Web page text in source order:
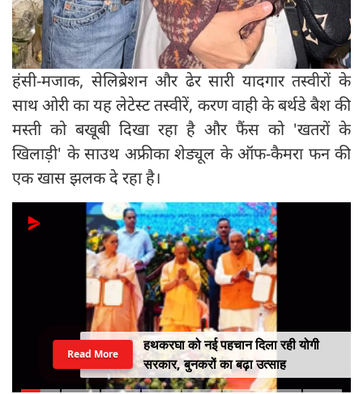
हंसी-मजाक, सेलिब्रेशन और ढेर सारी यादगार तस्वीरों के
साथ ओरी का यह लेटेस्ट तस्वीरें, करण वाही के बर्थडे बैश की
मस्ती को बखूबी दिखा रहा है और फैंस को 'खतरों के
खिलाड़ी' के साउथ अफ्रीका शेड्यूल के ऑफ-कैमरा फन की
एक खास झलक दे रहा है।
हथकरघा को नई पहचान दिला रही योगी
सरकार, बुनकरों का बढ़ा उत्साह
Read More